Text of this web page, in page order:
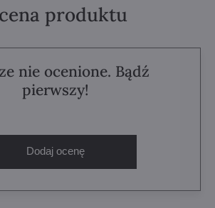
produktu
nie ocenione. Bądź
pierwszy!
Dodaj ocenę